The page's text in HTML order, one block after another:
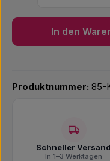
In den
Produktnummer: 85-
Schneller Versand
In 1–3 Werktagen